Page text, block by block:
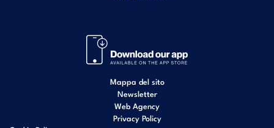
Mappa del sito
Newsletter
Web Agency
Privacy Policy